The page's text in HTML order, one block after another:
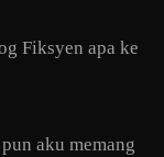
Fiksyen apa ke
aku memang